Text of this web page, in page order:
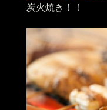
炭火焼き！！